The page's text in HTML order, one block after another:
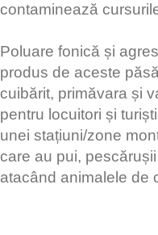
contaminează
​Poluare fonică și
produs de aceste
cuibărit, primăvara și
pentru locuitori și
unei stațiuni/zone
care au pui,
atacând animalele de